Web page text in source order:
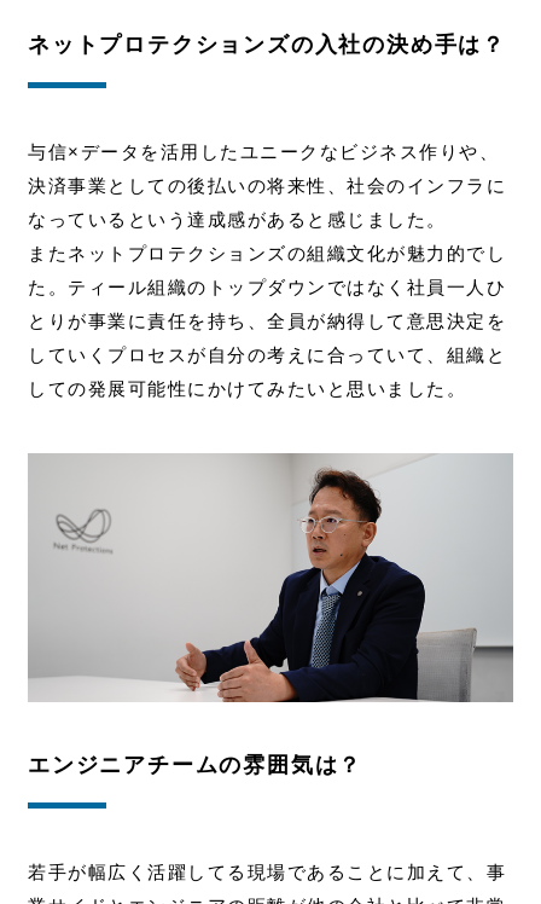
ネットプロテクションズの入社の決め手は？
与信×データを活用したユニークなビジネス作りや、
決済事業としての後払いの将来性、社会のインフラに
なっているという達成感があると感じました。
またネットプロテクションズの組織文化が魅力的でし
た。ティール組織のトップダウンではなく社員一人ひ
とりが事業に責任を持ち、全員が納得して意思決定を
していくプロセスが自分の考えに合っていて、組織と
しての発展可能性にかけてみたいと思いました。
エンジニアチームの雰囲気は？
若手が幅広く活躍してる現場であることに加えて、事